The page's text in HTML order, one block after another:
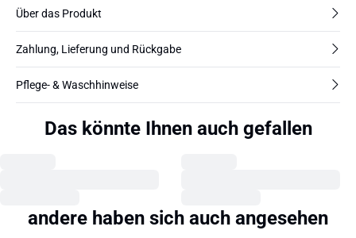
Über das Produkt
Zahlung, Lieferung und Rückgabe
Pflege- & Waschhinweise
Das könnte Ihnen auch gefallen
andere haben sich auch angesehen